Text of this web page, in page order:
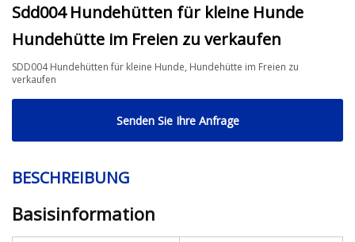
Sdd004 Hundehütten für kleine Hunde
Hundehütte im Freien zu verkaufen
SDD004 Hundehütten für kleine Hunde, Hundehütte im Freien zu
verkaufen
Senden Sie Ihre Anfrage
BESCHREIBUNG
Basisinformation